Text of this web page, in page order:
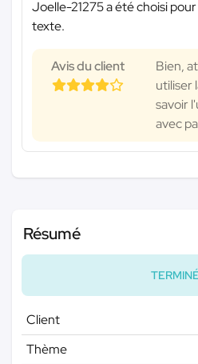
Joelle-21275 a été choisi
texte.
Avis du client
Bien,
utiliser
savoir
avec
Résumé
Client
Thème